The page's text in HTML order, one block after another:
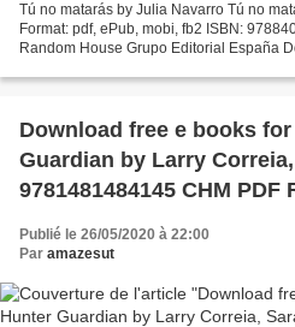
Tú no matarás by Julia Navarro Tú no
Format: pdf, ePub, mobi, fb2 ISBN:
Random House Grupo Editorial España
Download free e books
Guardian by Larry
9781481484145 CHM
Publié le 26/05/2020 à 22:00
Par amazesut